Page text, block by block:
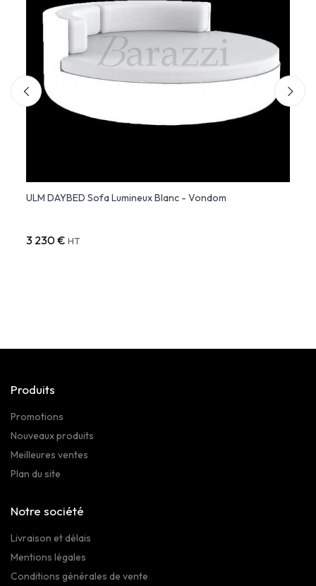
ULM DAYBED Sofa Lumineux Blanc - Vondom
3 230 € HT
Produits
Promotions
Nouveaux produits
Meilleures ventes
Plan du site
Notre société
Livraison et délais
Mentions légales
Conditions générales de vente